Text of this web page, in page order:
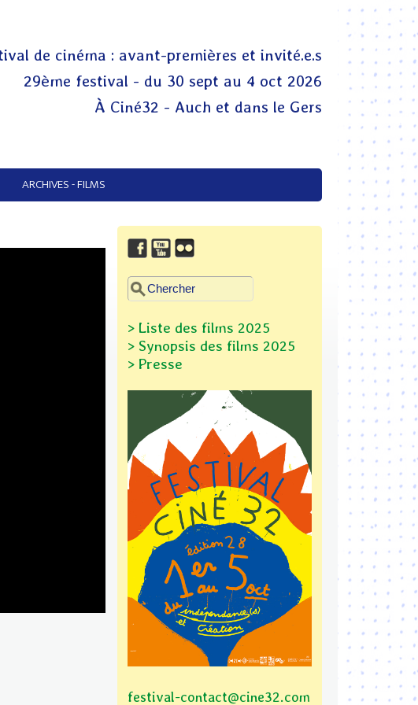
de cinéma : avant-premières et invité.e.s
29ème festival - du 30 sept au 4 oct 2026
À Ciné32 - Auch et dans le Gers
ARCHIVES - FILMS
Formulaire de recherche
Chercher dans ce site
> Liste des films 2025
> Synopsis des films 2025
> Presse
festival-contact@cine32.com